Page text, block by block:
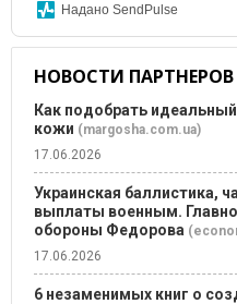
Надано SendPulse
НОВОСТИ ПАРТНЕРОВ
Как подобрать
кожи (margosha.com.ua)
17.06.2026
Украинская баллистика,
выплаты военным.
обороны Федорова
17.06.2026
6 незаменимых книг о